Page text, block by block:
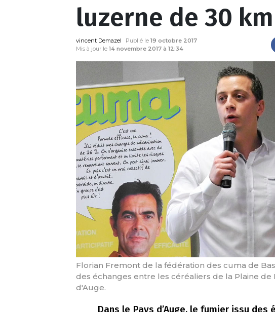
luzerne de 30 km
vincent Demazel Publié le 19 octobre 2017
Mis à jour le 14 novembre 2017 à 12:34
Florian Fremont de la fédération des cuma de
des échanges entre les céréaliers de la Plaine de
d'Auge.
Dans le Pays d’Auge, le fumier issu